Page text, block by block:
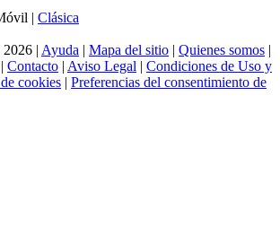
| Clásica
2026 | Ayuda | Mapa del sitio | Quienes somos |
| Contacto | Aviso Legal | Condiciones de Uso y
cookies | Preferencias del consentimiento de